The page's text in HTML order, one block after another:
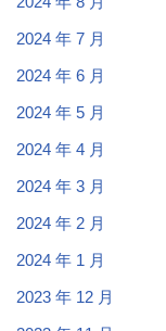
2024 年 7 月
2024 年 6 月
2024 年 5 月
2024 年 4 月
2024 年 3 月
2024 年 2 月
2024 年 1 月
2023 年 12 月